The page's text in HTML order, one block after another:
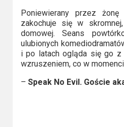
2021
2020
2019
2018
Poniewierany przez
zakochuje się w
domowej. Seans
ulubionych
i po latach ogląda się go z
wzruszeniem, co w
– Speak No Evil. Goście